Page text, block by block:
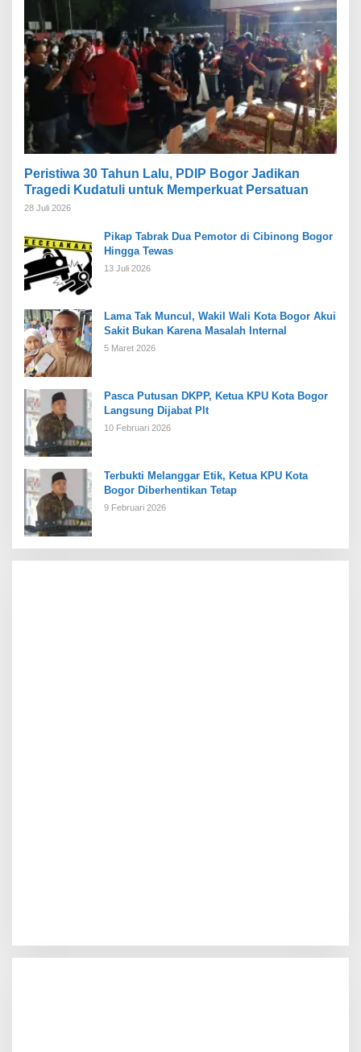
Peristiwa 30 Tahun Lalu, PDIP Bogor Jadikan
Tragedi Kudatuli untuk Memperkuat Persatuan
28 Juli 2026
Pikap Tabrak Dua Pemotor di Cibinong Bogor
Hingga Tewas
13 Juli 2026
Lama Tak Muncul, Wakil Wali Kota Bogor Akui
Sakit Bukan Karena Masalah Internal
5 Maret 2026
Pasca Putusan DKPP, Ketua KPU Kota Bogor
Langsung Dijabat Plt
10 Februari 2026
Terbukti Melanggar Etik, Ketua KPU Kota
Bogor Diberhentikan Tetap
9 Februari 2026